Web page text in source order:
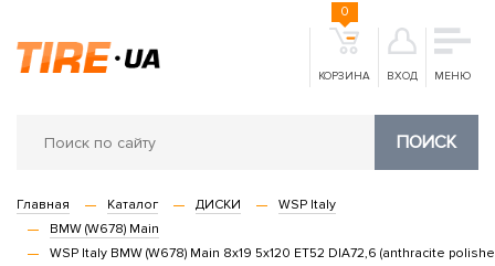
КОРЗИНА
0
ВХОД МЕНЮ
ПОИСК
Главная Каталог ДИСКИ
WSP Italy
BMW (W678) Main
WSP Italy BMW (W678) Main 8x19 5x120 ET52 DIA72,6 (anthracite